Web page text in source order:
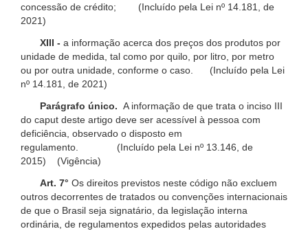
concessão de crédito; (Incluído pela Lei nº 14.181, de
2021)
XIII - a informação acerca dos preços dos produtos por
unidade de medida, tal como por quilo, por litro, por metro
ou por outra unidade, conforme o caso. (Incluído pela Lei
nº 14.181, de 2021)
Parágrafo único. A informação de que trata o inciso III
do caput deste artigo deve ser acessível à pessoa com
deficiência, observado o disposto em
regulamento. (Incluído pela Lei nº 13.146, de
2015) (Vigência)
Art. 7° Os direitos previstos neste código não excluem
outros decorrentes de tratados ou convenções internacionais
de que o Brasil seja signatário, da legislação interna
ordinária, de regulamentos expedidos pelas autoridades